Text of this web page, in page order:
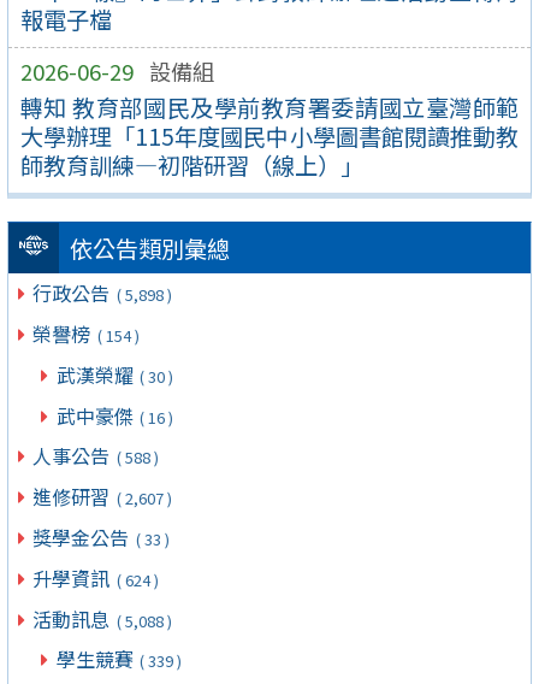
報電子檔
2026-06-29 設備組
轉知 教育部國民及學前教育署委請國立臺灣師範
大學辦理「115年度國民中小學圖書館閱讀推動教
師教育訓練—初階研習（線上）」
依公告類別彙總
行政公告 ( 5,898 )
榮譽榜 ( 154 )
武漢榮耀 ( 30 )
武中豪傑 ( 16 )
人事公告 ( 588 )
進修研習 ( 2,607 )
獎學金公告 ( 33 )
升學資訊 ( 624 )
活動訊息 ( 5,088 )
學生競賽 ( 339 )